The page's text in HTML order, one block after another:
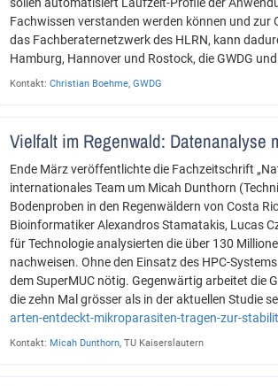
Fachwissen verstanden werden können und
das Fachberaternetzwerk des HLRN, kann
Hamburg, Hannover und Rostock, die GWDG
Kontakt: Christian Boehme GWDG
Vielfalt im Regenwald: Datenanalyse
Ende März veröffentlichte die Fachzeitschrift
internationales Team um Micah Dunthorn
Bodenproben in den Regenwäldern von Costa
Bioinformatiker Alexandros Stamatakis, Lucas
für Technologie analysierten die über 130
nachweisen. Ohne den Einsatz des HPC-
dem SuperMUC nötig. Gegenwärtig arbeitet die
die zehn Mal grösser als in der aktuellen Studie
arten-entdeckt-mikroparasiten-tragen-zur-
Kontakt: Micah Dunthorn , TU Kaiserslautern